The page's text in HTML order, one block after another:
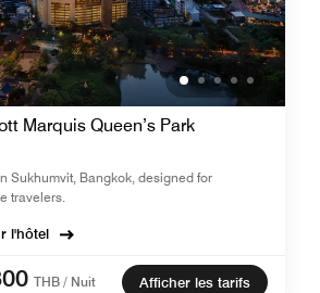
Marquis Queen’s Park
Sukhumvit, Bangkok, designed for
travelers.
l'hôtel
THB / Nuit Afficher les tarifs